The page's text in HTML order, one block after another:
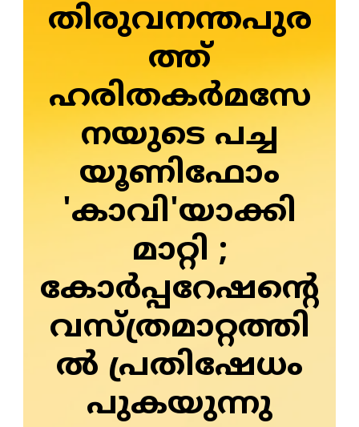
തിരുവനന്തപുര
ത്ത്
ഹരിതകർമസേ
നയുടെ പച്ച
യൂണിഫോം
'കാവി'യാക്കി
മാറ്റി ;
കോർപ്പറേഷന്റെ
വസ്ത്രമാറ്റത്തി
ൽ പ്രതിഷേധം
പുകയുന്നു